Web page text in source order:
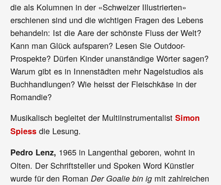
die als Kolumnen in der «Schweizer Illustrierten»
erschienen sind und die wichtigen Fragen des Lebens
behandeln: Ist die Aare der schönste Fluss der Welt?
Kann man Glück aufsparen? Lesen Sie Outdoor-
Prospekte? Dürfen Kinder unanständige Wörter sagen?
Warum gibt es in Innenstädten mehr Nagelstudios als
Buchhandlungen? Wie heisst der Fleischkäse in der
Romandie?
Musikalisch begleitet der MultiinstrumentalistSimon
Spiess die Lesung.
Pedro Lenz, 1965 in Langenthal geboren, wohnt in
Olten. Der Schriftsteller und Spoken Word Künstler
wurde für den RomanDer Goalie bin ig mit zahlreichen